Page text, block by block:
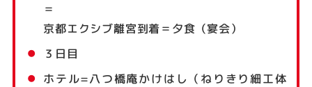
＝
京都エクシブ離宮到着＝夕食（宴会）
３日目
ホテル=八つ橋庵かけはし（ねりきり細工体